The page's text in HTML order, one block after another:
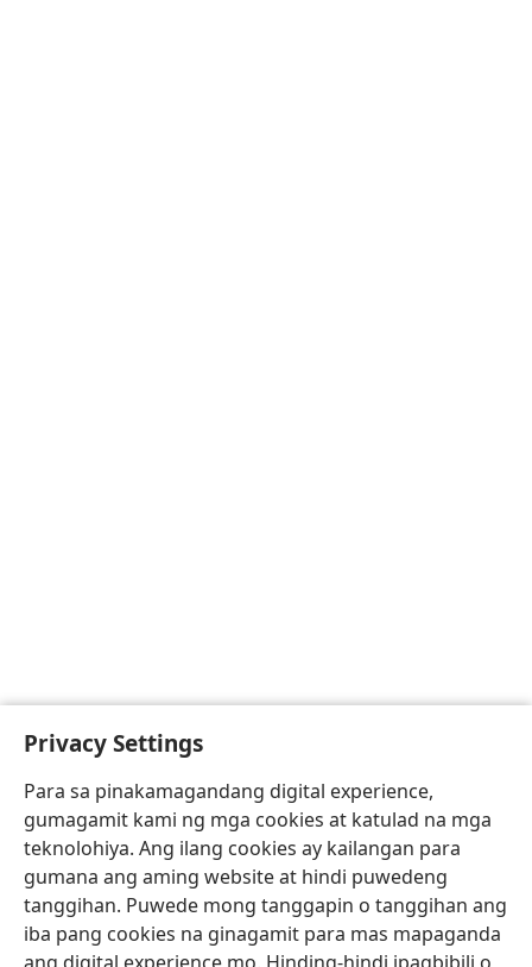
Privacy Settings
Para sa pinakamagandang digital experience,
gumagamit kami ng mga cookies at katulad na mga
teknolohiya. Ang ilang cookies ay kailangan para
gumana ang aming website at hindi puwedeng
tanggihan. Puwede mong tanggapin o tanggihan ang
iba pang cookies na ginagamit para mas mapaganda